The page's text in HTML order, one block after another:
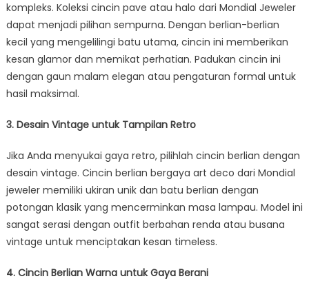
kompleks. Koleksi cincin pave atau halo dari Mondial Jeweler
dapat menjadi pilihan sempurna. Dengan berlian-berlian
kecil yang mengelilingi batu utama, cincin ini memberikan
kesan glamor dan memikat perhatian. Padukan cincin ini
dengan gaun malam elegan atau pengaturan formal untuk
hasil maksimal.
3. Desain Vintage untuk Tampilan Retro
Jika Anda menyukai gaya retro, pilihlah cincin berlian dengan
desain vintage. Cincin berlian bergaya art deco dari Mondial
jeweler memiliki ukiran unik dan batu berlian dengan
potongan klasik yang mencerminkan masa lampau. Model ini
sangat serasi dengan outfit berbahan renda atau busana
vintage untuk menciptakan kesan timeless.
4. Cincin Berlian Warna untuk Gaya Berani